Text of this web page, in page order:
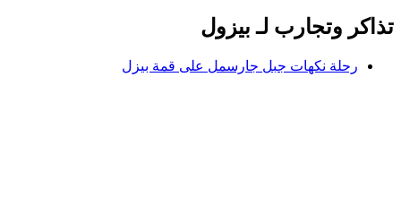
تذاكر وتجارب لـ بیزول
رحلة نكهات جبل جارسمل على قمة بيزل